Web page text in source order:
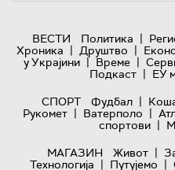
ВЕСТИ Политика |
Хроника | Друштво |
у Украјини | Време |
Подкаст | ЕУ
СПОРТ
Фудбал |
Рукомет | Ватерполо |
спортови |
МАГАЗИН
Живот |
Технологијa | Путујемо |